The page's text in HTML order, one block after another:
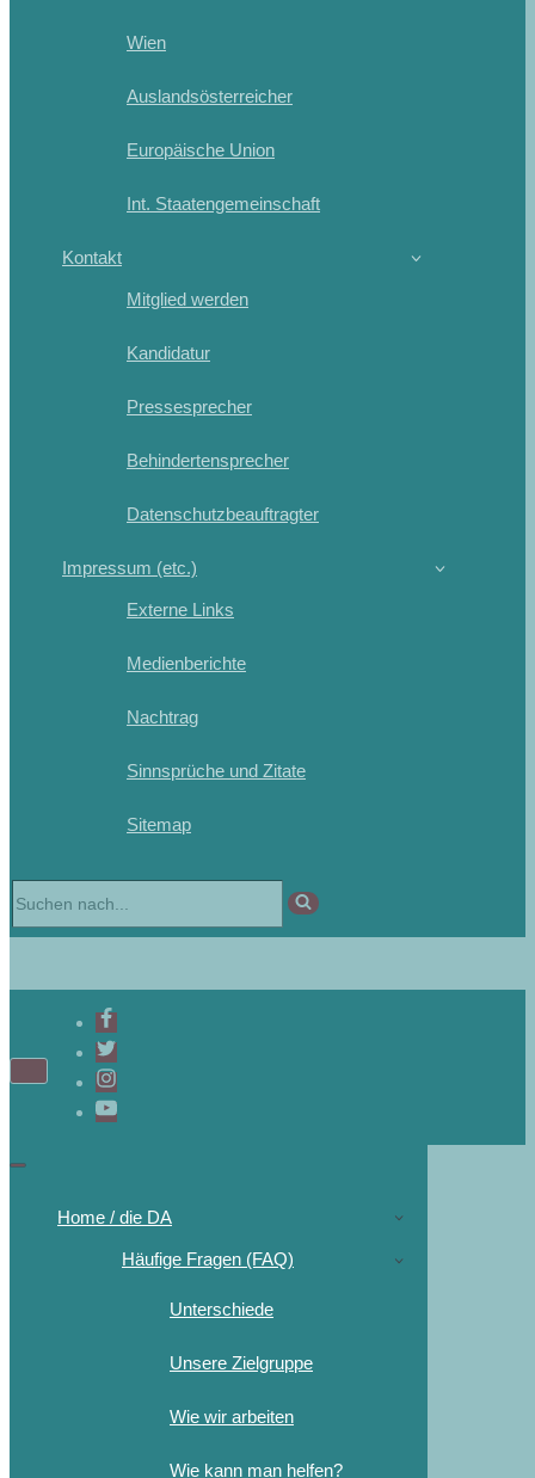
Wien
Auslandsösterreicher
Europäische Union
Int. Staatengemeinschaft
Kontakt
Mitglied werden
Kandidatur
Pressesprecher
Behindertensprecher
Datenschutzbeauftragter
Impressum (etc.)
Externe Links
Medienberichte
Nachtrag
Sinnsprüche und Zitate
Sitemap
Home / die DA
Häufige Fragen (FAQ)
Unterschiede
Unsere Zielgruppe
Wie wir arbeiten
Wie kann man helfen?